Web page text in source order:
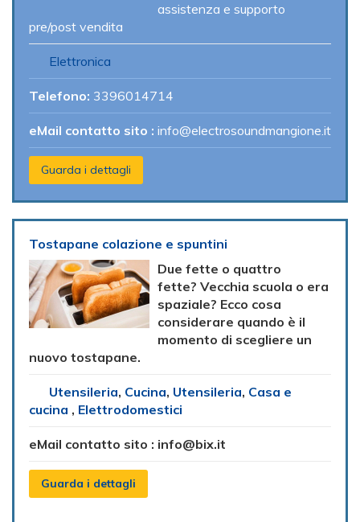
assistenza e supporto
pre/post vendita
Elettronica
Telefono: 3396014714
eMail contatto sito : info@electrosoundmangione.it
Guarda i dettagli
Tostapane colazione e spuntini
Due fette o quattro
fette? Vecchia scuola o era
spaziale? Ecco cosa
considerare quando è il
momento di scegliere un
nuovo tostapane.
Utensileria, Cucina, Utensileria, Casa e
cucina , Elettrodomestici
eMail contatto sito : info@bix.it
Guarda i dettagli